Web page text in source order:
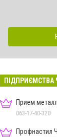
ПІДПРИЄМСТВА
Прием
063-17-40-320
Профнастил